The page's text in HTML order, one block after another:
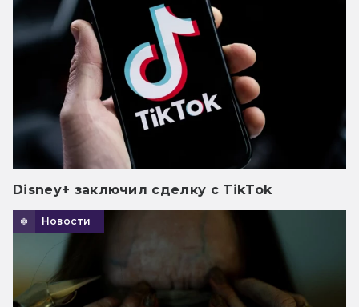
Disney+ заключил сделку с TikTok
Новости